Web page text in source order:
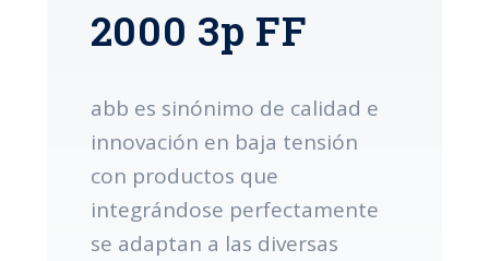
2000 3p FF
abb es sinónimo de calidad e
innovación en baja tensión
con productos que
integrándose perfectamente
se adaptan a las diversas